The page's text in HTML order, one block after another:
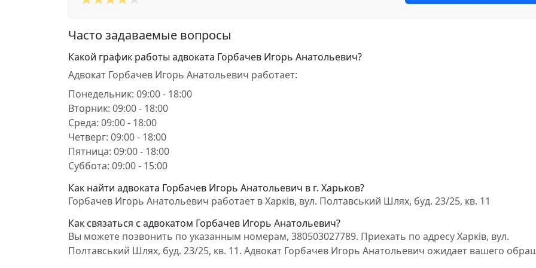
Часто задаваемые вопросы
Какой график работы адвоката Горбачев Игорь Анатольевич?
Адвокат Горбачев Игорь Анатольевич работает:
Понедельник: 09:00 - 18:00
Вторник: 09:00 - 18:00
Среда: 09:00 - 18:00
Четверг: 09:00 - 18:00
Пятница: 09:00 - 18:00
Суббота: 09:00 - 15:00
Как найти адвоката Горбачев Игорь Анатольевич в г. Харьков?
Горбачев Игорь Анатольевич работает в Харків, вул. Полтавський Шлях, буд. 23/25, кв. 11
Как связаться с адвокатом Горбачев Игорь Анатольевич?
Вы можете позвонить по указанным номерам, 380503027789. Приехать по адресу Харків, вул.
Полтавський Шлях, буд. 23/25, кв. 11. Адвокат Горбачев Игорь Анатольевич ожидает вашего